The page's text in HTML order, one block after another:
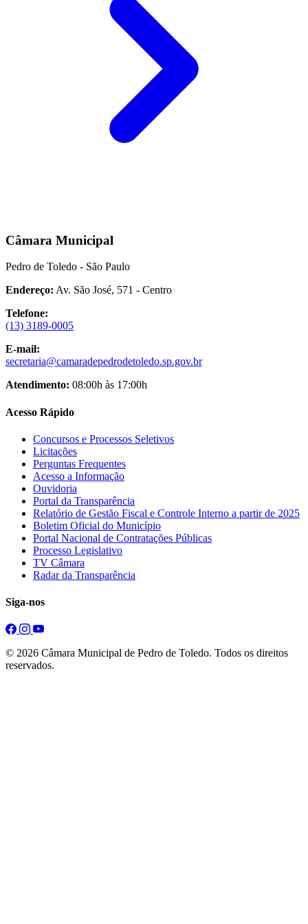
Câmara Municipal
Pedro de Toledo - São Paulo
Endereço: Av. São José, 571 - Centro
Telefone:
(13) 3189-0005
E-mail:
secretaria@camaradepedrodetoledo.sp.gov.br
Atendimento: 08:00h às 17:00h
Acesso Rápido
Concursos e Processos Seletivos
Licitações
Perguntas Frequentes
Acesso a Informação
Ouvidoria
Portal da Transparência
Relatório de Gestão Fiscal e Controle Interno a partir de 2025
Boletim Oficial do Município
Portal Nacional de Contratações Públicas
Processo Legislativo
TV Câmara
Radar da Transparência
Siga-nos
© 2026 Câmara Municipal de Pedro de Toledo. Todos os direitos
reservados.